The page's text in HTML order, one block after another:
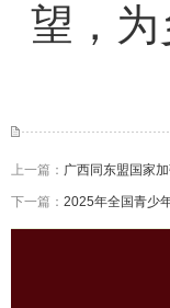
望，
上一篇： 广西同东盟国家
下一篇： 2025年全国青少